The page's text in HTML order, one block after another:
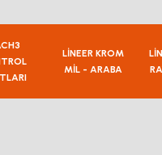
LİNEER KROM
MİL - ARABA